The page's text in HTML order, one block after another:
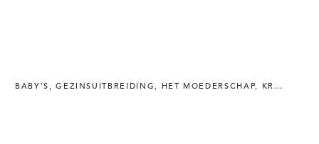
BABY'S ,GEZINSUITBREIDING , HET MOEDERSCHAP, KRAAMWEEK